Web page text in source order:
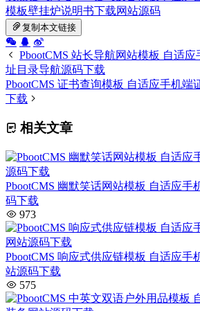
模板壁挂炉说明书下载网站源码
复制本文链接
PbootCMS 站长导航网站模板 自适
址目录导航源码下载
PbootCMS 证书查询模板 自适应手机端
下载
相关文章
PbootCMS 幽默笑话网站模板 自适应手
码下载
973
PbootCMS 响应式供应链模板 自适应手
站源码下载
575